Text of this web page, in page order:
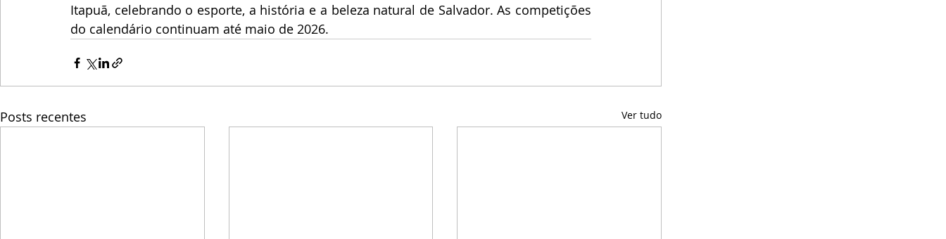
Itapuã, celebrando o esporte, a história e a beleza natural de Salvador. As competições
do calendário continuam até maio de 2026.
Posts recentes Ver tudo